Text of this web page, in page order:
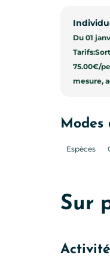
Du 01
75.00€/
mesure,
Modes
Espèces
Sur